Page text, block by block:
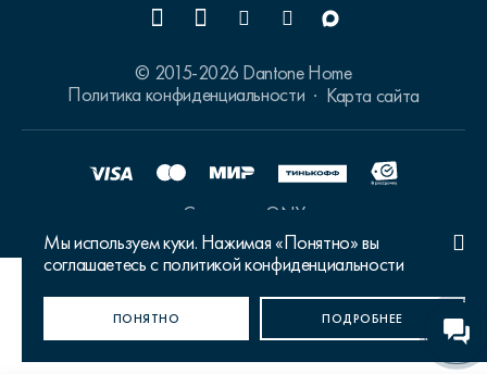
ДА, ВЕРНО НЕТ, ИЗМЕНИТЬ
Мы используем куки. Нажимая «Понятно» вы
соглашаетесь с политикой конфиденциальности
ПОНЯТНО ПОДРОБНЕЕ
© 2015-2026 Dantone Home
Политика конфиденциальности
Карта сайта
Сделано в ONY